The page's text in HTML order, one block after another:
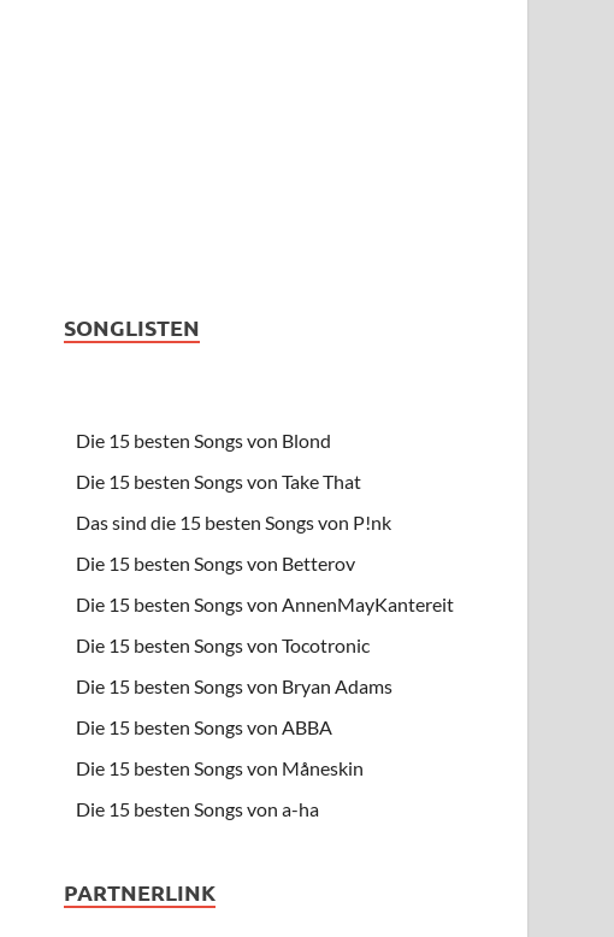
SONGLISTEN
Die 15 besten Songs von Blond
Die 15 besten Songs von Take That
Das sind die 15 besten Songs von P!nk
Die 15 besten Songs von Betterov
Die 15 besten Songs von AnnenMayKantereit
Die 15 besten Songs von Tocotronic
Die 15 besten Songs von Bryan Adams
Die 15 besten Songs von ABBA
Die 15 besten Songs von Måneskin
Die 15 besten Songs von a-ha
PARTNERLINK